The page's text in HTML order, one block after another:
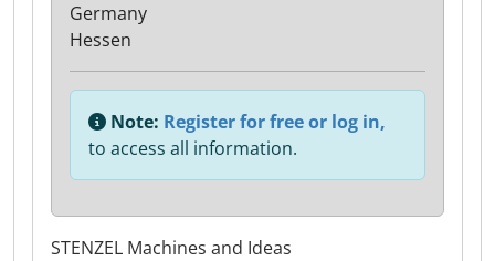
STENZEL Machines and Ideas
Germany
Hessen
Note: Register for free or log in,
to access all information.